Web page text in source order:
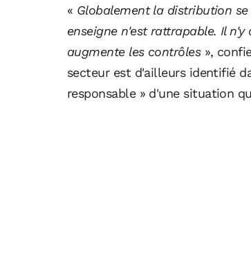
« Globalement la distribution
enseigne n'est rattrapable. Il
augmente les contrôles»,
secteur est d'ailleurs identifié
responsable » d'une situation